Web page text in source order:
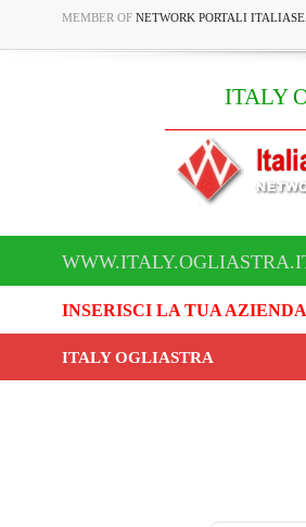
MEMBER OF NETWORK PORTALI
ITALY
INSERISCI LA TUA AZIENDA
ITALY OGLIASTRA